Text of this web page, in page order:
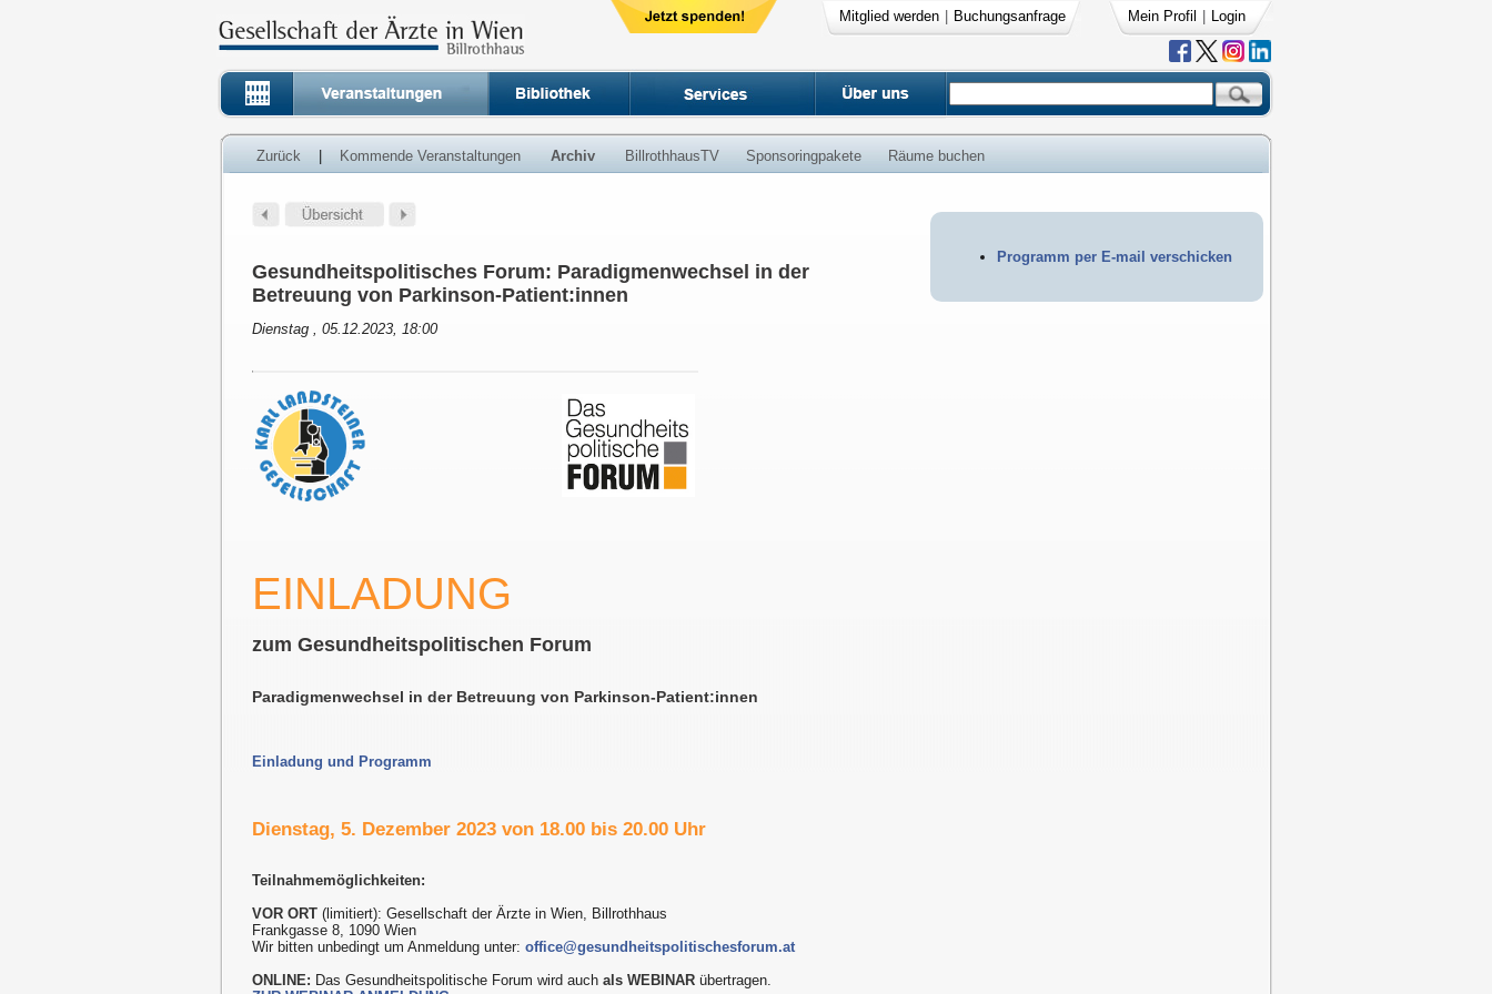
Mitglied werden Buchungsanfrage Mein Profil Login
Zurück Kommende Veranstaltungen Archiv BillrothhausTV Sponsoringpakete Räume buchen
Programm per E-mail verschicken
Gesundheitspolitisches Forum: Paradigmenwechsel in der
Betreuung von Parkinson-Patient:innen
Dienstag , 05.12.2023, 18:00
EINLADUNG
zum Gesundheitspolitischen Forum
Paradigmenwechsel in der Betreuung von Parkinson-Patient:innen
Einladung und Programm
Dienstag, 5. Dezember 2023 von 18.00 bis 20.00 Uhr
Teilnahmemöglichkeiten:
VOR ORT (limitiert): Gesellschaft der Ärzte in Wien, Billrothhaus
Frankgasse 8, 1090 Wien
Wir bitten unbedingt um Anmeldung unter: office@gesundheitspolitischesforum.at
ONLINE: Das Gesundheitspolitische Forum wird auch als WEBINAR übertragen.